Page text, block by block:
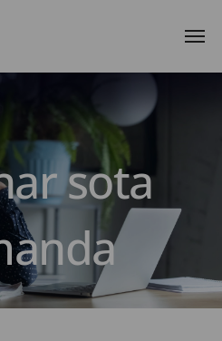
sota